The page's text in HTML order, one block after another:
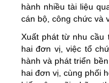
hành nhiều tài liệu
cán bộ, công chức và
Xuất phát từ nhu cầu
hai đơn vị, việc tổ
hành và phát triển
hai đơn vị, cùng phối